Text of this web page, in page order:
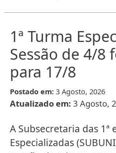
1ª Turma
Sessão de 4/8
para 17/8
Postado em: 3 Agosto, 2026
Atualizado em: 3 Agosto,
A Subsecretaria das 1ª
Especializadas